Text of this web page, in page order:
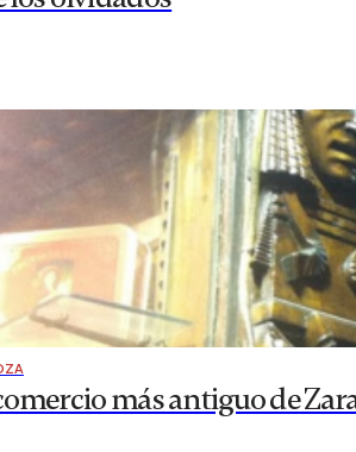
más antiguo de